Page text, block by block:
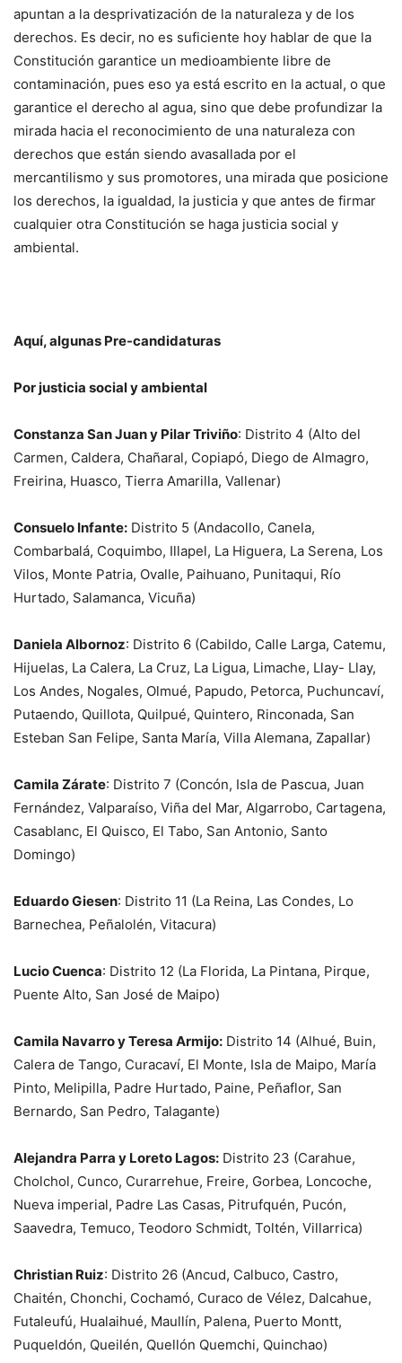
apuntan a la desprivatización de la naturaleza y de los
derechos. Es decir, no es suficiente hoy hablar de que la
Constitución garantice un medioambiente libre de
contaminación, pues eso ya está escrito en la actual, o que
garantice el derecho al agua, sino que debe profundizar la
mirada hacia el reconocimiento de una naturaleza con
derechos que están siendo avasallada por el
mercantilismo y sus promotores, una mirada que posicione
los derechos, la igualdad, la justicia y que antes de firmar
cualquier otra Constitución se haga justicia social y
ambiental.
Aquí, algunas Pre-candidaturas
Por justicia social y ambiental
Constanza San Juan y Pilar Triviño: Distrito 4 (Alto del
Carmen, Caldera, Chañaral, Copiapó, Diego de Almagro,
Freirina, Huasco, Tierra Amarilla, Vallenar)
Consuelo Infante: Distrito 5 (Andacollo, Canela,
Combarbalá, Coquimbo, Illapel, La Higuera, La Serena, Los
Vilos, Monte Patria, Ovalle, Paihuano, Punitaqui, Río
Hurtado, Salamanca, Vicuña)
Daniela Albornoz: Distrito 6 (Cabildo, Calle Larga, Catemu,
Hijuelas, La Calera, La Cruz, La Ligua, Limache, Llay- Llay,
Los Andes, Nogales, Olmué, Papudo, Petorca, Puchuncaví,
Putaendo, Quillota, Quilpué, Quintero, Rinconada, San
Esteban San Felipe, Santa María, Villa Alemana, Zapallar)
Camila Zárate: Distrito 7 (Concón, Isla de Pascua, Juan
Fernández, Valparaíso, Viña del Mar, Algarrobo, Cartagena,
Casablanc, El Quisco, El Tabo, San Antonio, Santo
Domingo)
Eduardo Giesen: Distrito 11 (La Reina, Las Condes, Lo
Barnechea, Peñalolén, Vitacura)
Lucio Cuenca: Distrito 12 (La Florida, La Pintana, Pirque,
Puente Alto, San José de Maipo)
Camila Navarro y Teresa Armijo: Distrito 14 (Alhué, Buin,
Calera de Tango, Curacaví, El Monte, Isla de Maipo, María
Pinto, Melipilla, Padre Hurtado, Paine, Peñaflor, San
Bernardo, San Pedro, Talagante)
Alejandra Parra y Loreto Lagos: Distrito 23 (Carahue,
Cholchol, Cunco, Curarrehue, Freire, Gorbea, Loncoche,
Nueva imperial, Padre Las Casas, Pitrufquén, Pucón,
Saavedra, Temuco, Teodoro Schmidt, Toltén, Villarrica)
Christian Ruiz: Distrito 26 (Ancud, Calbuco, Castro,
Chaitén, Chonchi, Cochamó, Curaco de Vélez, Dalcahue,
Futaleufú, Hualaihué, Maullín, Palena, Puerto Montt,
Puqueldón, Queilén, Quellón Quemchi, Quinchao)